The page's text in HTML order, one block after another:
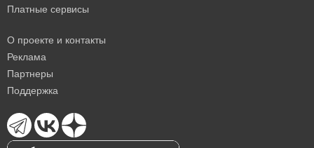
Платные сервисы
О проекте и контакты
Реклама
Партнеры
Поддержка